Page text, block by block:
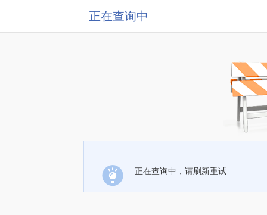
正在查询中
正在查询中，请刷新重试